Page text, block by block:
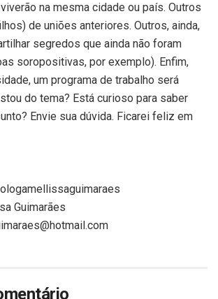
na mesma cidade ou país. Outros
de uniões anteriores. Outros, ainda,
segredos que ainda não foram
soropositivas, por exemplo). Enfim,
um programa de trabalho será
do tema? Está curioso para saber
Envie sua dúvida. Ficarei feliz em
Guimarães